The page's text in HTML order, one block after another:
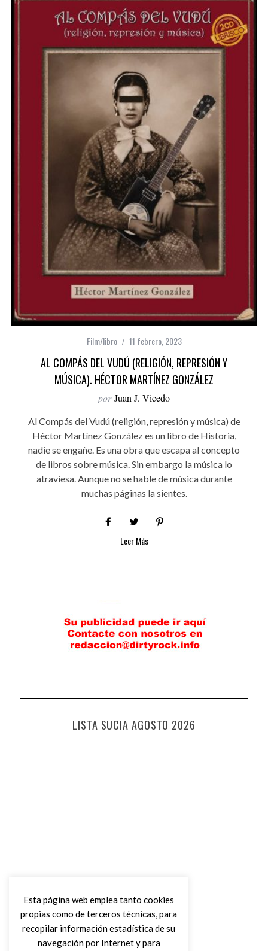
Film/libro 11 febrero, 2023
AL COMPÁS DEL VUDÚ (RELIGIÓN, REPRESIÓN Y
MÚSICA). HÉCTOR MARTÍNEZ GONZÁLEZ
por Juan J. Vicedo
Al Compás del Vudú (religión, represión y música) de
Héctor Martínez González es un libro de Historia,
nadie se engañe. Es una obra que escapa al concepto
de libros sobre música. Sin embargo la música lo
atraviesa. Aunque no se hable de música durante
muchas páginas la sientes.
Leer Más
LISTA SUCIA AGOSTO 2026
Esta página web emplea tanto cookies
propias como de terceros técnicas, para
recopilar información estadística de su
navegación por Internet y para